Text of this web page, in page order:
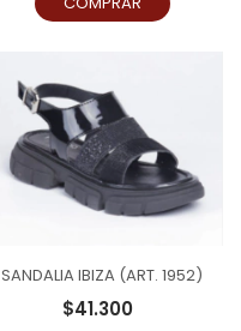
SANDALIA IBIZA (ART. 1952)
$41.300